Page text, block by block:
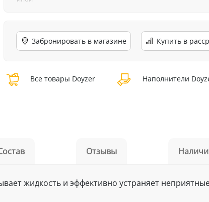
Забронировать в магазине Купить в
Все товары Doyzer Наполнители
Отзывы
жидкость и эффективно устраняет